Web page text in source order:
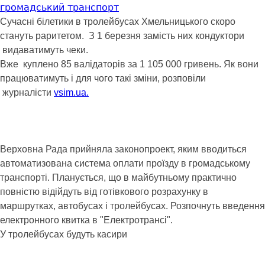
громадський транспорт
Сучасні білетики в тролейбусах Хмельницького скоро
стануть раритетом. З 1 березня замість них кондуктори
видаватимуть чеки.
Вже куплено 85 валідаторів за 1 105 000 гривень. Як вони
працюватимуть і для чого такі зміни, розповіли
журналісти vsim.ua.
Верховна Рада прийняла законопроект, яким вводиться
автоматизована система оплати проїзду в громадському
транспорті. Планується, що в майбутньому практично
повністю відійдуть від готівкового розрахунку в
маршрутках, автобусах і тролейбусах. Розпочнуть введення
електронного квитка в "Електротрансі".
У тролейбусах будуть касири